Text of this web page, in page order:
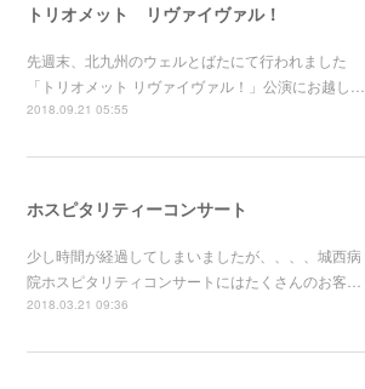
トリオメット リヴァイヴァル！
先週末、北九州のウェルとばたにて行われました
「トリオメット リヴァイヴァル！」公演にお越し…
2018.09.21 05:55
ホスピタリティーコンサート
少し時間が経過してしまいましたが、、、、城西病
院ホスピタリティコンサートにはたくさんのお客…
2018.03.21 09:36